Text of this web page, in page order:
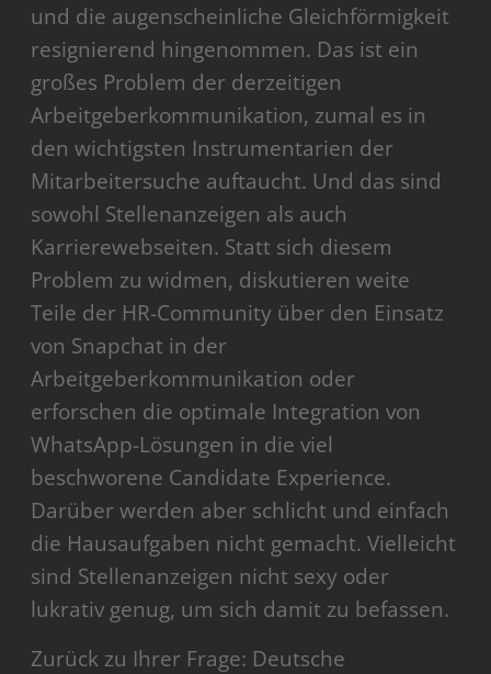
und die augenscheinliche Gleichförmigkeit
resignierend hingenommen. Das ist ein
großes Problem der derzeitigen
Arbeitgeberkommunikation, zumal es in
den wichtigsten Instrumentarien der
Mitarbeitersuche auftaucht. Und das sind
sowohl Stellenanzeigen als auch
Karrierewebseiten. Statt sich diesem
Problem zu widmen, diskutieren weite
Teile der HR-Community über den Einsatz
von Snapchat in der
Arbeitgeberkommunikation oder
erforschen die optimale Integration von
WhatsApp-Lösungen in die viel
beschworene Candidate Experience.
Darüber werden aber schlicht und einfach
die Hausaufgaben nicht gemacht. Vielleicht
sind Stellenanzeigen nicht sexy oder
lukrativ genug, um sich damit zu befassen.
Zurück zu Ihrer Frage: Deutsche